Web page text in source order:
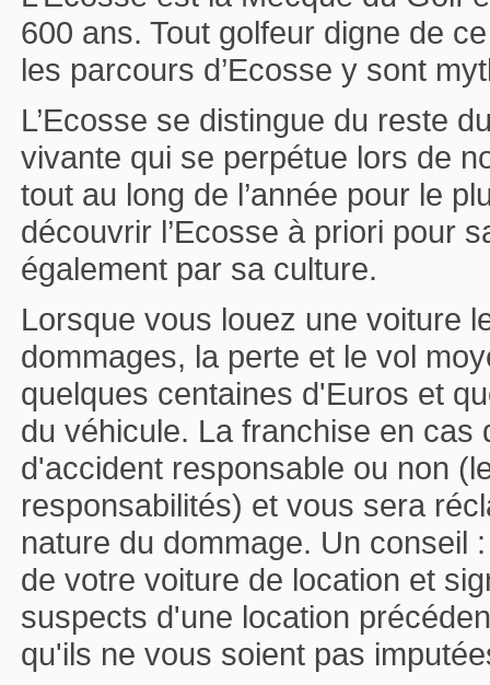
600 ans. Tout golfeur digne de
les parcours d’Ecosse y sont
L’Ecosse se distingue du reste
vivante qui se perpétue lors de
tout au long de l’année pour le
découvrir l’Ecosse à priori pour
également par sa culture.
Lorsque vous louez une voiture
dommages, la perte et le vol
quelques centaines d'Euros et
du véhicule. La franchise en
d'accident responsable ou non
responsabilités) et vous sera
nature du dommage. Un conseil
de votre voiture de location et
suspects d'une location
qu'ils ne vous soient pas